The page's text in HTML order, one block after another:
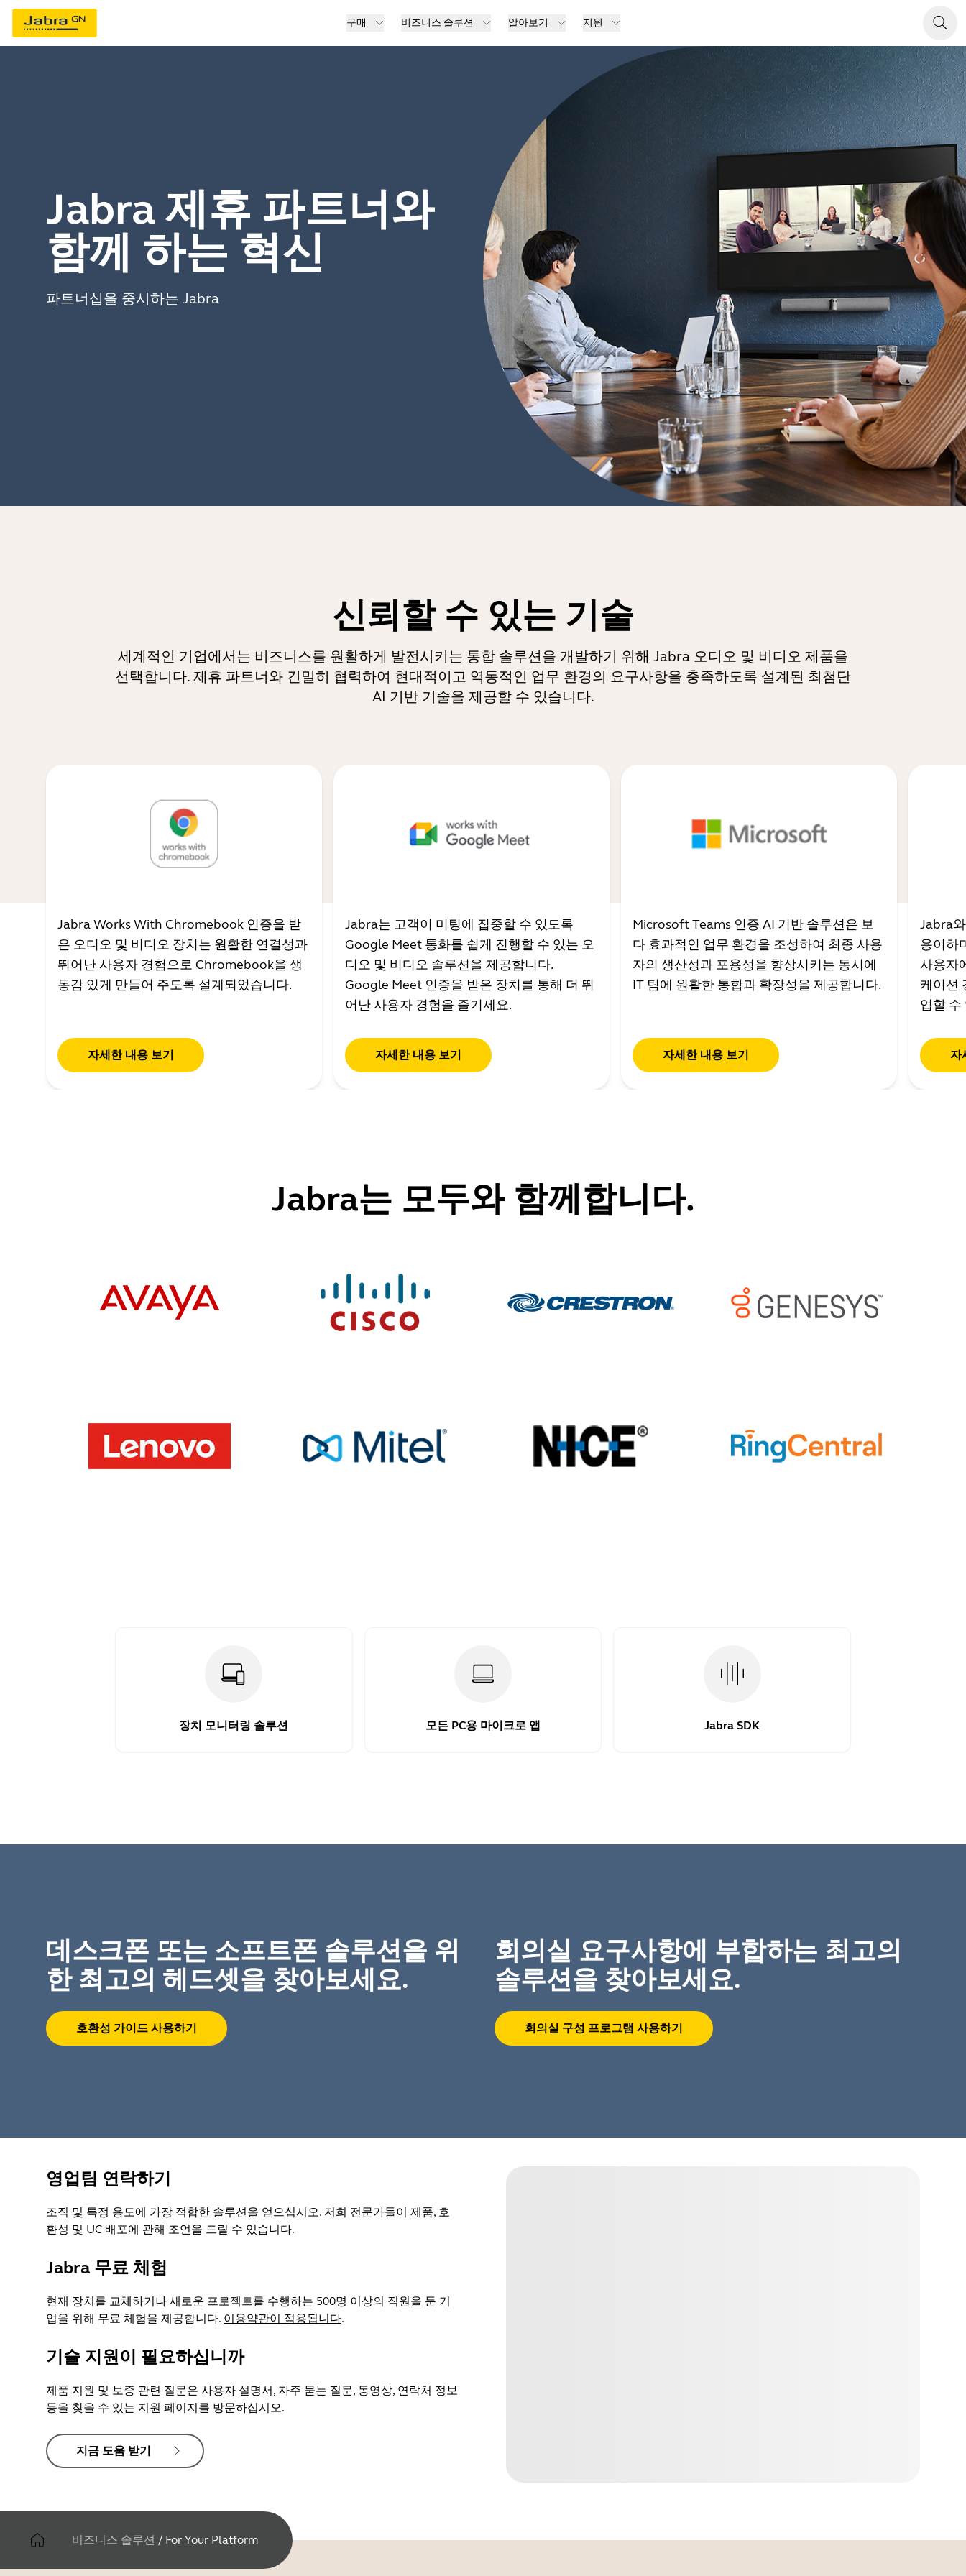
구매 비즈니스 솔루션 알아보기 지원
Jabra 제휴 파트너와
함께 하는 혁신
파트너십을 중시하는 Jabra
신뢰할 수 있는 기술
세계적인 기업에서는 비즈니스를 원활하게 발전시키는 통합 솔루션을 개발하기 위해 Jabra 오디오 및 비디오 제품을
선택합니다. 제휴 파트너와 긴밀히 협력하여 현대적이고 역동적인 업무 환경의 요구사항을 충족하도록 설계된 최첨단
AI 기반 기술을 제공할 수 있습니다.
Jabra Works With Chromebook 인증을 받
은 오디오 및 비디오 장치는 원활한 연결성과
뛰어난 사용자 경험으로 Chromebook을 생
동감 있게 만들어 주도록 설계되었습니다.
자세한 내용 보기
Jabra는 고객이 미팅에 집중할 수 있도록
Google Meet 통화를 쉽게 진행할 수 있는 오
디오 및 비디오 솔루션을 제공합니다.
Google Meet 인증을 받은 장치를 통해 더 뛰
어난 사용자 경험을 즐기세요.
자세한 내용 보기
Microsoft Teams 인증 AI 기반 솔루션은 보
다 효과적인 업무 환경을 조성하여 최종 사용
자의 생산성과 포용성을 향상시키는 동시에
IT 팀에 원활한 통합과 확장성을 제공합니다.
자세한 내용 보기
Jabra
용이하
사용자
케이션
업할 수
자
Jabra는 모두와 함께합니다.
장치 모니터링 솔루션 모든 PC용 마이크로 앱 Jabra SDK
데스크폰 또는 소프트폰 솔루션을 위
한 최고의 헤드셋을 찾아보세요.
호환성 가이드 사용하기
회의실 요구사항에 부합하는 최고의
솔루션을 찾아보세요.
회의실 구성 프로그램 사용하기
영업팀 연락하기
조직 및 특정 용도에 가장 적합한 솔루션을 얻으십시오. 저희 전문가들이 제품, 호
환성 및 UC 배포에 관해 조언을 드릴 수 있습니다.
Jabra 무료 체험
현재 장치를 교체하거나 새로운 프로젝트를 수행하는 500명 이상의 직원을 둔 기
업을 위해 무료 체험을 제공합니다. 이용약관이 적용됩니다.
기술 지원이 필요하십니까
제품 지원 및 보증 관련 질문은 사용자 설명서, 자주 묻는 질문, 동영상, 연락처 정보
등을 찾을 수 있는 지원 페이지를 방문하십시오.
지금 도움 받기
비즈니스 솔루션 / For Your Platform